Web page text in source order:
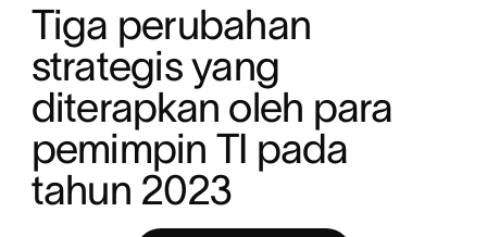
Tiga perubahan
strategis yang
diterapkan oleh para
pemimpin TI pada
tahun 2023